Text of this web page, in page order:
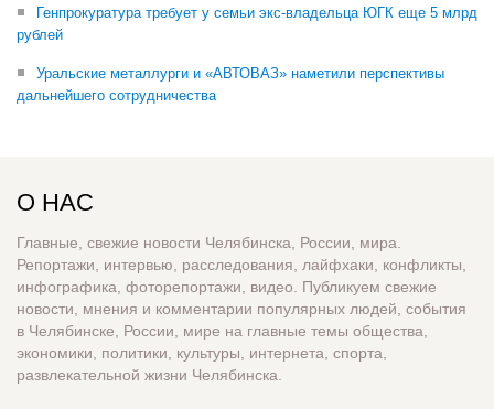
Генпрокуратура требует у семьи экс-владельца ЮГК еще 5 млрд
рублей
Уральские металлурги и «АВТОВАЗ» наметили перспективы
дальнейшего сотрудничества
О НАС
Главные, свежие новости Челябинска, России, мира.
Репортажи, интервью, расследования, лайфхаки, конфликты,
инфографика, фоторепортажи, видео. Публикуем свежие
новости, мнения и комментарии популярных людей, события
в Челябинске, России, мире на главные темы общества,
экономики, политики, культуры, интернета, спорта,
развлекательной жизни Челябинска.